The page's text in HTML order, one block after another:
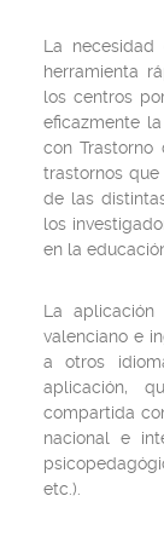
La
herramienta
los centros
eficazmente
con
trastornos
de las
los
en la
La aplicación
valenciano e
a otros
aplicación,
compartida
nacional e
etc.).